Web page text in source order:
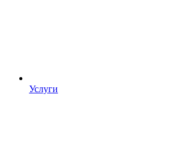
Услуги